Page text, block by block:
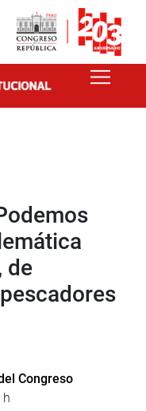
de
Congreso
h